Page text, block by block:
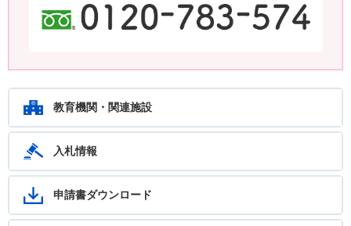
鹿児島教育ホットライン24 24時間いつでもあなたの相談を待ってい
ます。フリーダイヤル：0120-783-574
教育機関・関連施設
入札情報
申請書ダウンロード